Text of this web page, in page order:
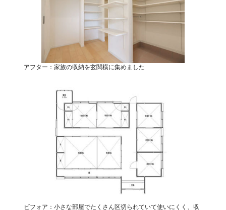
アフター：家族の収納を玄関横に集めました
ビフォア：小さな部屋でたくさん区切られていて使いにくく、収